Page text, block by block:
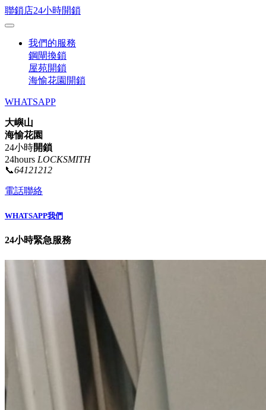
聯鎖店24小時開鎖
我們的服務
鋼閘換鎖
屋苑開鎖
海愉花園開鎖
WHATSAPP
大嶼山
海愉花園
24小時開鎖
24hours LOCKSMITH
📞64121212
電話聯絡
WHATSAPP我們
24小時緊急服務